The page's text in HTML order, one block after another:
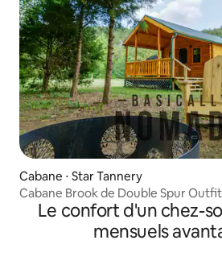
Cabane ⋅ Star Tannery
Cabane Brook de Double Spur
Le confort d'un chez-
mensuels